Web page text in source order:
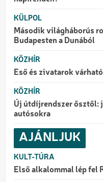
KÜLPOL
Második világháborús
Budapesten a Dunából
KÖZHÍR
Eső és zivatarok
KÖZHÍR
Új útdíjrendszer ősztől:
autósokra
AJÁNLJUK
KULT-TÚRA
Első alkalommal lép fel